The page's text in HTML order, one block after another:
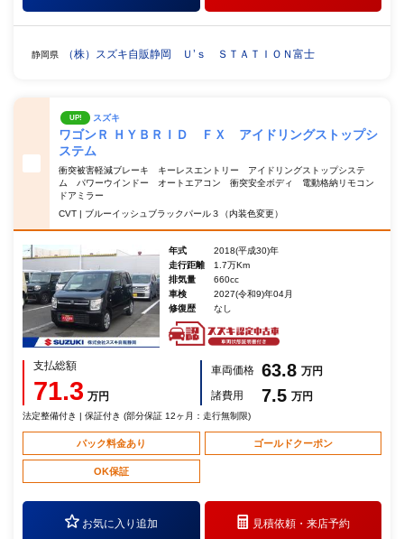
静岡県 （株）スズキ自販静岡 Ｕ’ｓ ＳＴＡＴＩＯＮ富士
UP! スズキ
ワゴンＲ ＨＹＢＲＩＤ ＦＸ アイドリングストップシ
ステム
衝突被害軽減ブレーキ キーレスエントリー アイドリングストップシステ
ム パワーウインドー オートエアコン 衝突安全ボディ 電動格納リモコン
ドアミラー
CVT | ブルーイッシュブラックパール３（内装色変更）
年式
2018(平成30)年
走行距離
1.7万Km
排気量
660cc
車検
2027(令和9)年04月
修復歴
なし
支払総額
71.3 万円
車両価格 63.8 万円
諸費用
7.5 万円
法定整備付き | 保証付き (部分保証 12ヶ月：走行無制限)
パック料金あり ゴールドクーポン
OK保証
お気に入り追加 見積依頼・来店予約